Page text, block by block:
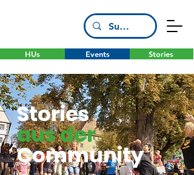
HUs Stories
Events
Stories
aus der
Community